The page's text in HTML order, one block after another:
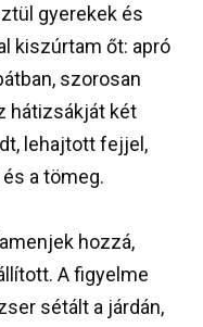
gyerekek és
kiszúrtam őt: apró
szorosan
hátizsákját két
lehajtott fejjel,
a tömeg.
hozzá,
A figyelme
sétált a járdán,